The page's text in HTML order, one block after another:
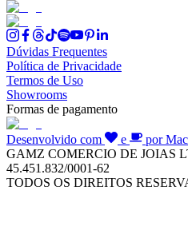
Dúvidas Frequentes
Política de Privacidade
Termos de Uso
Showrooms
Formas de pagamento
Desenvolvido com e
por
GAMZ COMERCIO DE JOIAS
45.451.832/0001-62
TODOS OS DIREITOS